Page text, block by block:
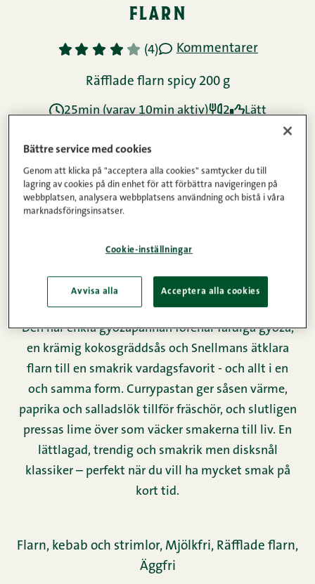
Äggfri
Asiatisk mat Enkel mat Snabblagad mat
Vardagsmat
gyozagryta med räfflade
flarn
Bättre service med cookies
Genom att klicka på "acceptera alla cookies" samtycker du till
lagring av cookies på din enhet för att förbättra navigeringen på
webbplatsen, analysera webbplatsens användning och bistå i våra
marknadsföringsinsatser.
Cookie-inställningar
Avvisa alla Acceptera alla cookies